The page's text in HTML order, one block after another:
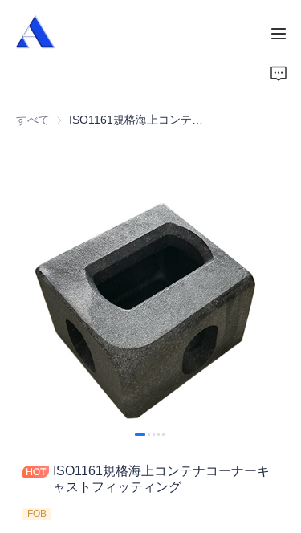
すべて
ISO1161規格海上コンテナコーナーキ
ャストフィッティング
FOB
会社概要
ケース
ニュース
お問い合わせ